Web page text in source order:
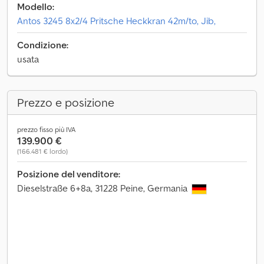
Modello:
Antos 3245 8x2/4 Pritsche Heckkran 42m/to, Jib,
Condizione:
usata
Prezzo e posizione
prezzo fisso più IVA
139.900 €
(166.481 € lordo)
Posizione del venditore:
Dieselstraße 6+8a, 31228 Peine, Germania